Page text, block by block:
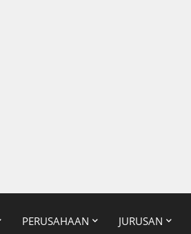
PERUSAHAAN JURUSAN